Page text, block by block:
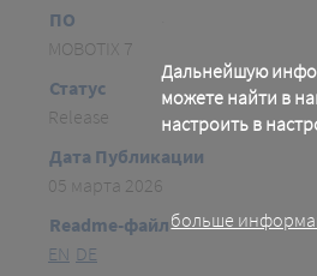
Дальнейшую
можете найти в
настроить в
.
больше
ПО
MOBOTIX 7
Статус
Release
Дата Публикации
05 марта 2026
Readme-файл
EN DE